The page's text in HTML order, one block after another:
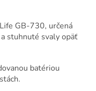
GB-730, určená
stuhnuté svaly opäť
batériou